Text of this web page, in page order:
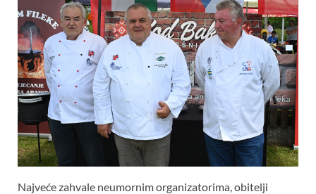
Najveće zahvale neumornim organizatorima, obitelji